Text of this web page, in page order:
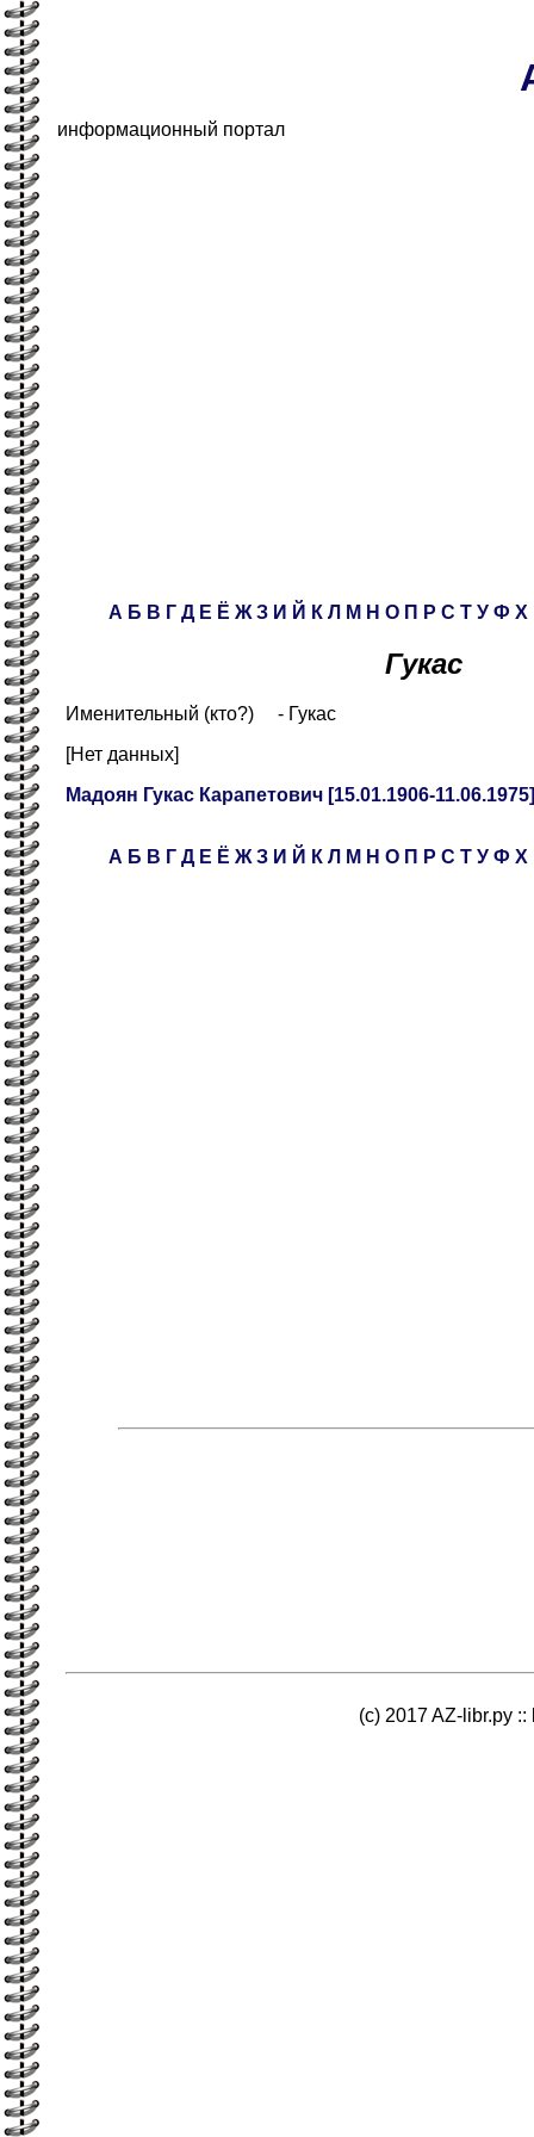
информационный портал
А Б В Г Д Е Ё Ж З И Й К Л М Н О П Р С Т У Ф Х
Гукас
Именительный (кто?) - Гукас
[Нет данных]
Мадоян Гукас Карапетович [15.01.1906-11.06.1975]
А Б В Г Д Е Ё Ж З И Й К Л М Н О П Р С Т У Ф Х
(c) 2017 AZ-libr.ру ::